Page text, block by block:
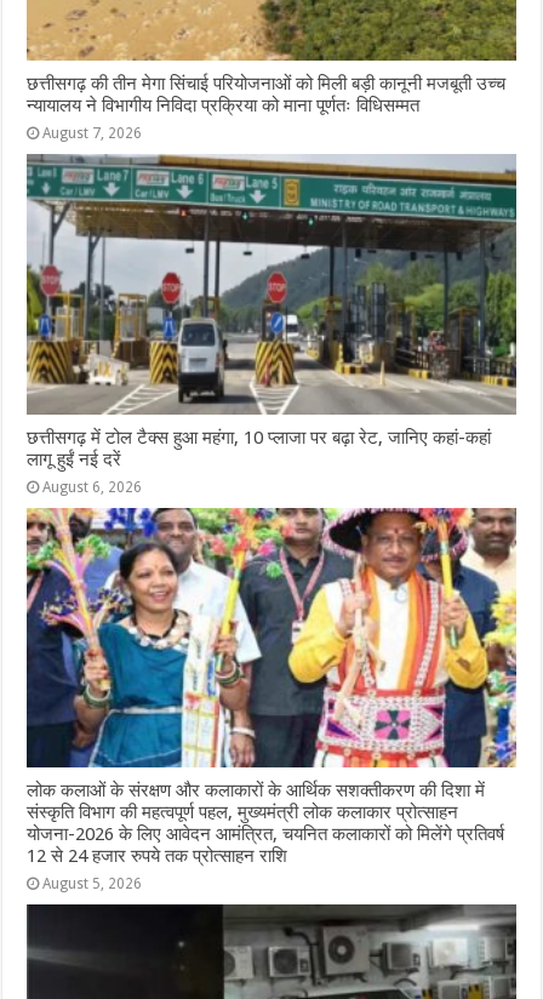
छत्तीसगढ़ की तीन मेगा सिंचाई परियोजनाओं को मिली बड़ी कानूनी मजबूती उच्च
न्यायालय ने विभागीय निविदा प्रक्रिया को माना पूर्णतः विधिसम्मत
August 7, 2026
छत्तीसगढ़ में टोल टैक्स हुआ महंगा, 10 प्लाजा पर बढ़ा रेट, जानिए कहां-कहां
लागू हुईं नई दरें
August 6, 2026
लोक कलाओं के संरक्षण और कलाकारों के आर्थिक सशक्तीकरण की दिशा में
संस्कृति विभाग की महत्वपूर्ण पहल, मुख्यमंत्री लोक कलाकार प्रोत्साहन
योजना-2026 के लिए आवेदन आमंत्रित, चयनित कलाकारों को मिलेंगे प्रतिवर्ष
12 से 24 हजार रुपये तक प्रोत्साहन राशि
August 5, 2026